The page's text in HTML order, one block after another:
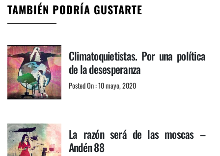
TAMBIÉN PODRÍA GUSTARTE
Climatoquietistas. Por una política
de la desesperanza
Posted On : 10 mayo, 2020
La razón será de las moscas –
Andén 88